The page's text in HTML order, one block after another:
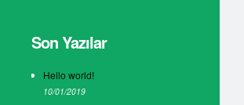
Son Yazılar
Hello world!
10/01/2019